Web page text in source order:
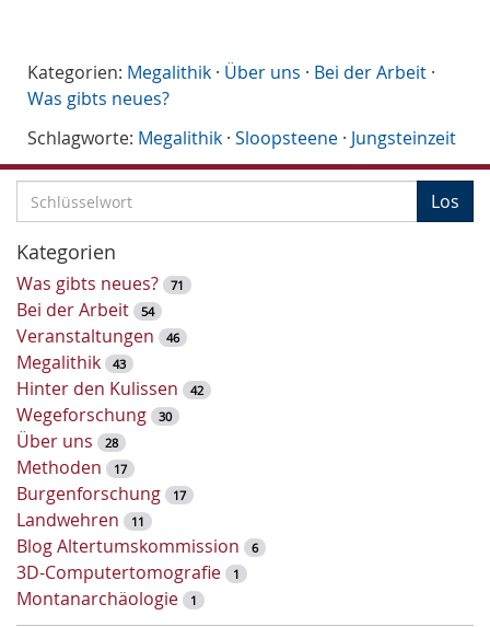
Kategorien: Megalithik · Über uns · Bei der Arbeit ·
Was gibts neues?
Schlagworte: Megalithik · Sloopsteene · Jungsteinzeit
c
h
l
ü
s
s
e
l
w
o
r
t
-
S
u
c
Los
Kategorien
Was gibts neues? 71
Bei der Arbeit 54
Veranstaltungen 46
Megalithik 43
Hinter den Kulissen 42
Wegeforschung 30
Über uns 28
Methoden 17
Burgenforschung 17
Landwehren 11
Blog Altertumskommission 6
3D-Computertomografie 1
Montanarchäologie 1